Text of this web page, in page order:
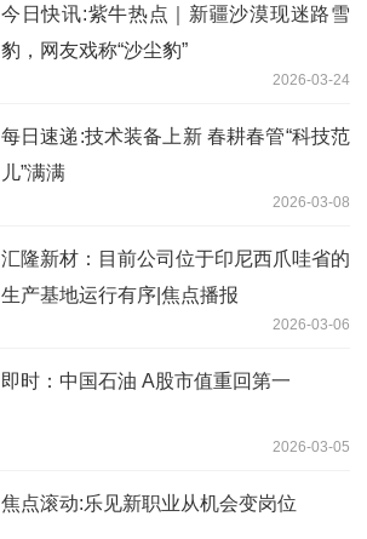
今日快讯:紫牛热点｜新疆沙漠现迷路雪
豹，网友戏称“沙尘豹”
2026-03-24
每日速递:技术装备上新 春耕春管“科技范
儿”满满
2026-03-08
汇隆新材：目前公司位于印尼西爪哇省的
生产基地运行有序|焦点播报
2026-03-06
即时：中国石油 A股市值重回第一
2026-03-05
焦点滚动:乐见新职业从机会变岗位